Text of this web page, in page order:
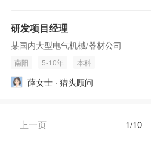
研发项目经理
某国内大型电气机械/器材公司
南阳 5-10年 本科
薛女士 · 猎头顾问
上一页 1/10